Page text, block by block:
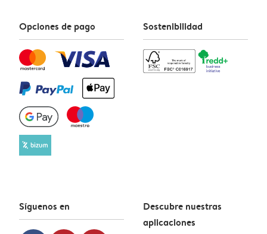
Opciones de pago Sostenibilidad
Síguenos en
Descubre nuestras
aplicaciones